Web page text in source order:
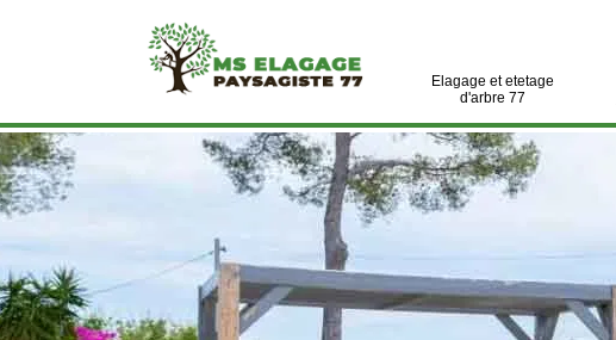
Elagage et etetage
d'arbre 77